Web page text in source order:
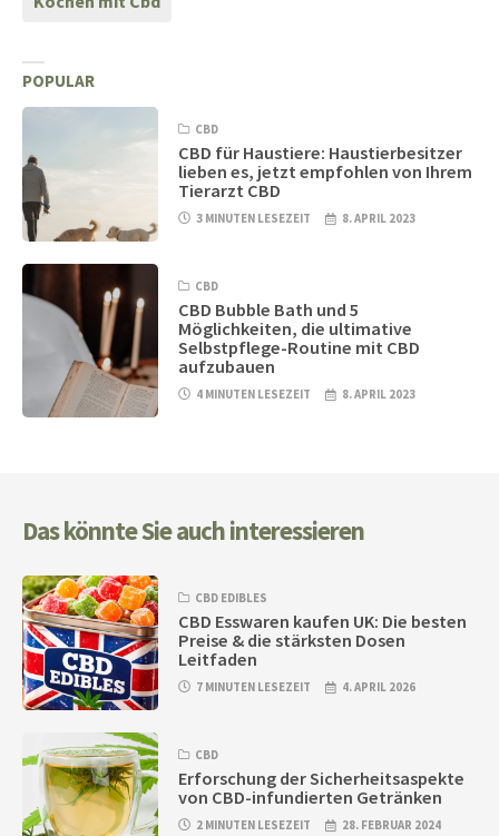
POPULAR
CBD
CBD für Haustiere: Haustierbesitzer
lieben es, jetzt empfohlen von Ihrem
Tierarzt CBD
3 MINUTEN LESEZEIT 8. APRIL 2023
CBD
CBD Bubble Bath und 5
Möglichkeiten, die ultimative
Selbstpflege-Routine mit CBD
aufzubauen
4 MINUTEN LESEZEIT 8. APRIL 2023
Das könnte Sie auch interessieren
CBD EDIBLES
CBD Esswaren kaufen UK: Die besten
Preise & die stärksten Dosen
Leitfaden
7 MINUTEN LESEZEIT 4. APRIL 2026
CBD
Erforschung der Sicherheitsaspekte
von CBD-infundierten Getränken
2 MINUTEN LESEZEIT 28. FEBRUAR 2024